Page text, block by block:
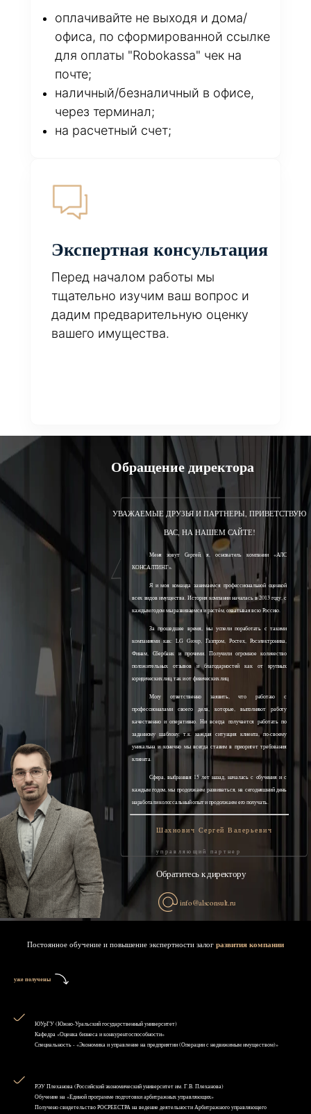
оплачивайте не выходя и дома/
офиса, по сформированной ссылке
для оплаты "Robokassa" чек на
почте;
наличный/безналичный в офисе,
через терминал;
на расчетный счет;
Экспертная консультация
Перед началом работы мы
тщательно изучим ваш вопрос и
дадим предварительную оценку
вашего имущества.
Обращение директора
УВАЖАЕМЫЕ ДРУЗЬЯ И ПАРТНЕРЫ, ПРИВЕТСТВУЮ
ВАС, НА НАШЕМ САЙТЕ!
Меня зовут Сергей, я, основатель компании «АЛС
КОНСАЛТИНГ».
Я и моя команда занимаемся профессиональной оценкой
всех видов имущества. История компании началась в 2013 году, с
каждым годом мы развиваемся и растём, охватывая всю Россию.
За прошедшее время, мы успели поработать с такими
компаниями как: LG Group, Газпром, Ростех, Росэлектроника,
Финам, Сбербанк и прочими. Получили огромное количество
положительных отзывов и благодарностей как от крупных
юридических лиц, так и от физических лиц.
Могу ответственно заявить, что работаю с
профессионалами своего дела, которые, выполняют работу
качественно и оперативно. Ни всегда получается работать по
заданному шаблону, т.к. каждая ситуация клиента, по-своему
уникальна и конечно мы всегда ставим в приоритет требования
клиента.
Сфера, выбранная 15 лет назад, началась с обучения и с
каждым годом, мы продолжаем развиваться, на сегодняшний день
наработали колоссальный опыт и продолжаем его получать.
Шахнович Сергей Валерьевич
управляющий партнер
Обратитесь к директору
info@alsconsult.ru
Постоянное обучение и повышение экспертности залог развития компании
уже получены
ЮУрГУ (Южно-Уральский государственный университет)
Кафедра «Оценка бизнеса и конкурентоспособности»
Специальность - «Экономика и управление на предприятии (Операции с недвижимым имуществом)»
РЭУ Плеханова (Российский экономический университет им. Г.В. Плеханова)
Обучение на «Единой программе подготовки арбитражных управляющих»
Получено свидетельство РОСРЕЕСТРА на ведение деятельности Арбитражного управляющего